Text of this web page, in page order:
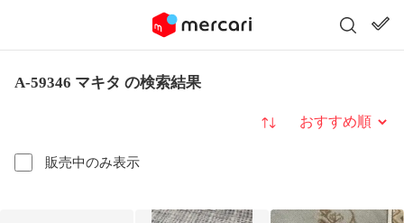
A-59346 マキタ の検索結果
販売中のみ表示
並び替え